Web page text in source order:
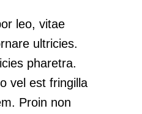
leo, vitae
ultricies.
pharetra.
vel est fringilla
Proin non